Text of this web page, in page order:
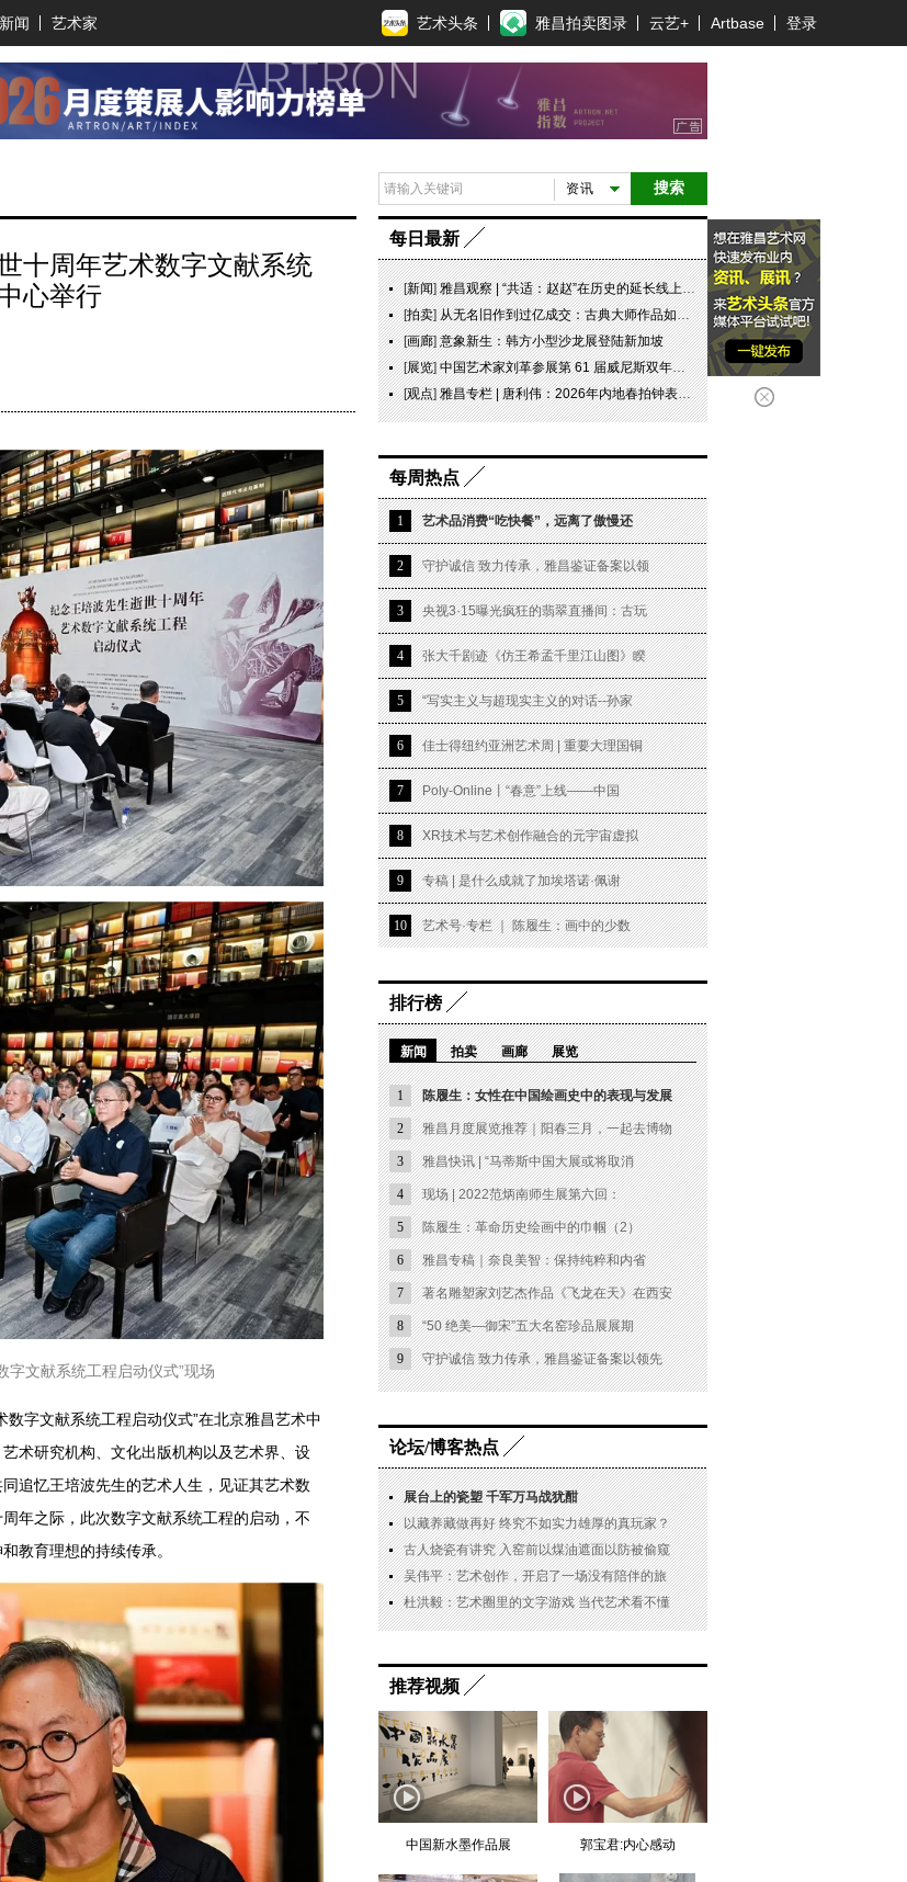
新闻 艺术家 艺术头条 雅昌拍卖图录 云艺+ Artbase 登录
十周年艺术数字文献系统
心举行
字文献系统工程启动仪式”现场
字文献系统工程启动仪式”在北京雅昌艺术中
术研究机构、文化出版机构以及艺术界、设
追忆王培波先生的艺术人生，见证其艺术数
年之际，此次数字文献系统工程的启动，不
教育理想的持续传承。
搜索
资讯
每日最新
[新闻]雅昌观察 | “共适：赵赵”在历史的延长线上，探寻可能
[拍卖]从无名旧作到过亿成交：古典大师作品如何完成价值重估
[画廊]意象新生：韩方小型沙龙展登陆新加坡
[展览]中国艺术家刘革参展第 61 届威尼斯双年展坦桑尼亚国家馆特别项目“日记 #07 此即象征！”
[观点]雅昌专栏 | 唐利伟：2026年内地春拍钟表市场观察 赛道重构、圈层分化与收藏逻辑迭代
每周热点
1 艺术品消费“吃快餐”，远离了傲慢还
2 守护诚信 致力传承，雅昌鉴证备案以领
3 央视3·15曝光疯狂的翡翠直播间：古玩
4 张大千剧迹《仿王希孟千里江山图》睽
5 “写实主义与超现实主义的对话--孙家
6 佳士得纽约亚洲艺术周 | 重要大理国铜
7 Poly-Online丨“春意”上线——中国
8 XR技术与艺术创作融合的元宇宙虚拟
9 专稿 | 是什么成就了加埃塔诺·佩谢
10 艺术号·专栏 ｜ 陈履生：画中的少数
排行榜
新闻 拍卖 画廊 展览
1 陈履生：女性在中国绘画史中的表现与发展
2 雅昌月度展览推荐｜阳春三月，一起去博物
3 雅昌快讯 | “马蒂斯中国大展或将取消
4 现场 | 2022范炳南师生展第六回：
5 陈履生：革命历史绘画中的巾帼（2）
6 雅昌专稿｜奈良美智：保持纯粹和内省
7 著名雕塑家刘艺杰作品《飞龙在天》在西安
8 “50 绝美—御宋”五大名窑珍品展展期
9 守护诚信 致力传承，雅昌鉴证备案以领先
论坛/博客热点
展台上的瓷塑 千军万马战犹酣
以藏养藏做再好 终究不如实力雄厚的真玩家？
古人烧瓷有讲究 入窑前以煤油遮面以防被偷窥
吴伟平：艺术创作，开启了一场没有陪伴的旅
杜洪毅：艺术圈里的文字游戏 当代艺术看不懂
推荐视频
中国新水墨作品展 郭宝君:内心感动